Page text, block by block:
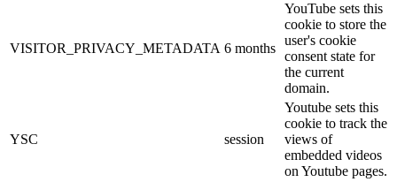
VISITOR_PRIVACY_METADATA 6 months
YouTube sets this
cookie to store the
user's cookie
consent state for
the current
domain.
YSC session
Youtube sets this
cookie to track the
views of
embedded videos
on Youtube pages.